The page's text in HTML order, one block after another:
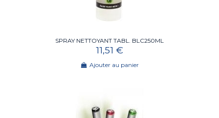
SPRAY NETTOYANT TABL. BLC250ML
11,51 €
Ajouter au panier